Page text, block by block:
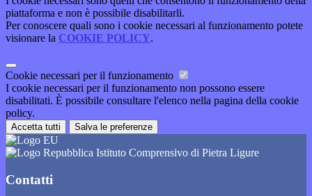
piattaforma e non è possibile disabilitarli.
Per conoscere quali sono i cookie necessari al funzionamento potete
visionare la COOKIE POLICY.
Cookie necessari per il funzionamento
I cookie necessari per il funzionamento non possono essere
disabilitati. È possibile consultare l'elenco nella pagina della cookie
policy.
Accetta tutti Salva le preferenze
Istituto Comprensivo di Pietra Ligure
Contatti